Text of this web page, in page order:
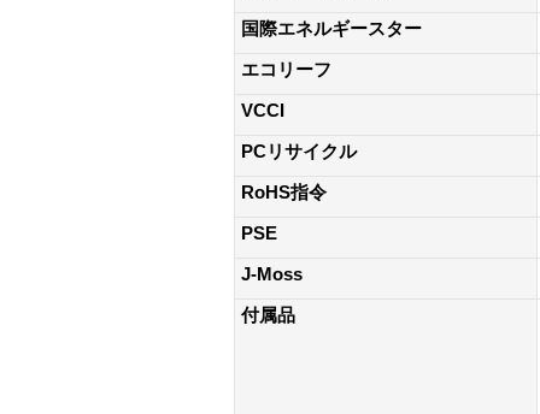
国際エネルギースター
エコリーフ
VCCI
PCリサイクル
RoHS指令
PSE
J-Moss
付属品